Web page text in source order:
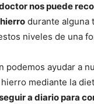
nos puede
durante alguna
niveles de una
podemos ayudar a
mediante la
a diario para